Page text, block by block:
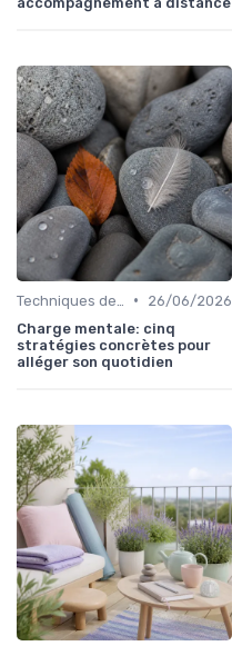
•
26/06/2026
Charge mentale: cinq
stratégies concrètes pour
alléger son quotidien